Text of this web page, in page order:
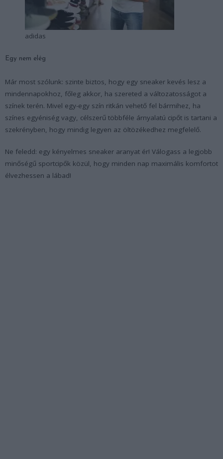
adidas
Egy nem elég
Már most szólunk: szinte biztos, hogy egy sneaker kevés lesz a
mindennapokhoz, főleg akkor, ha szereted a változatosságot a
színek terén. Mivel egy-egy szín ritkán vehető fel bármihez, ha
színes egyéniség vagy, célszerű többféle árnyalatú cipőt is tartani a
szekrényben, hogy mindig legyen az öltözékedhez megfelelő.
Ne feledd: egy kényelmes sneaker aranyat ér! Válogass a legjobb
minőségű sportcipők közül, hogy minden nap maximális komfortot
élvezhessen a lábad!